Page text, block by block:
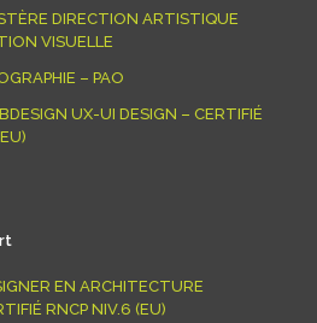
DIRECTION ARTISTIQUE
VISUELLE
– PAO
UX-UI DESIGN – CERTIFIÉ
EN ARCHITECTURE
RNCP NIV.6 (EU)